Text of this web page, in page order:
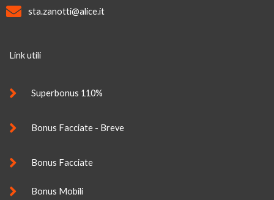
sta.zanotti@alice.it
Link utili
Superbonus 110%
Bonus Facciate - Breve
Bonus Facciate
Bonus Mobili